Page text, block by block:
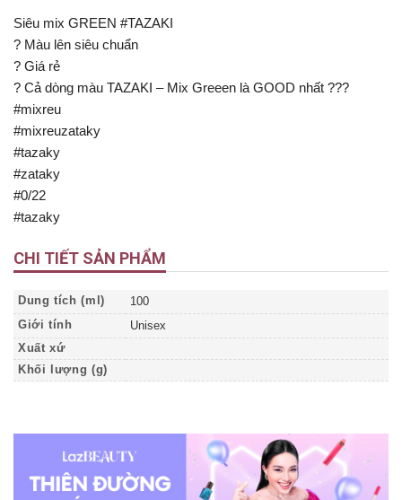
Siêu mix GREEN #TAZAKI
? Màu lên siêu chuẩn
? Giá rẻ
? Cả dòng màu TAZAKI – Mix Greeen là GOOD nhất ???
#mixreu
#mixreuzataky
#tazaky
#zataky
#0/22
#tazaky
CHI TIẾT SẢN PHẨM
Dung tích (ml)
100
Giới tính
Unisex
Xuất xứ
Khối lượng (g)